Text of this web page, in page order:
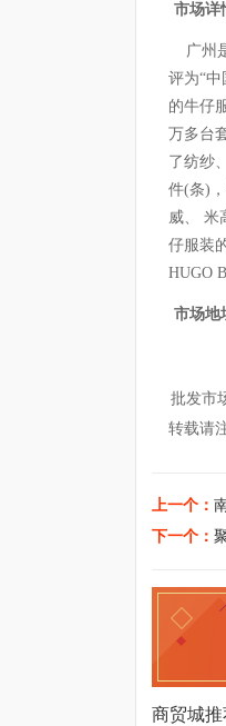
市场详
广州
评为“
的牛仔
万多台
了纺纱
件(条)
威、 米
仔服装
HUGO
市场地
批发市
转载请
上一个：
下一个：
商贸城推